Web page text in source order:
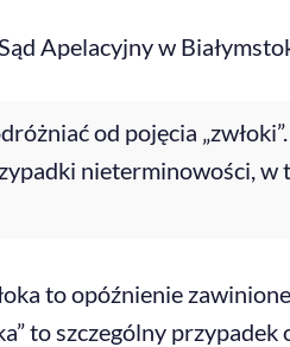
Apelacyjny w
od pojęcia
nieterminowości,
to opóźnienie
to szczególny przypadek